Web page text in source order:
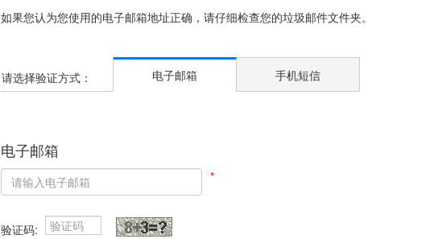
如果您认为您使用的电子邮箱地址正确，请仔细检查您的垃圾邮件文件夹。
请选择验证方式： 电子邮箱 手机短信
电子邮箱
*
验证码: